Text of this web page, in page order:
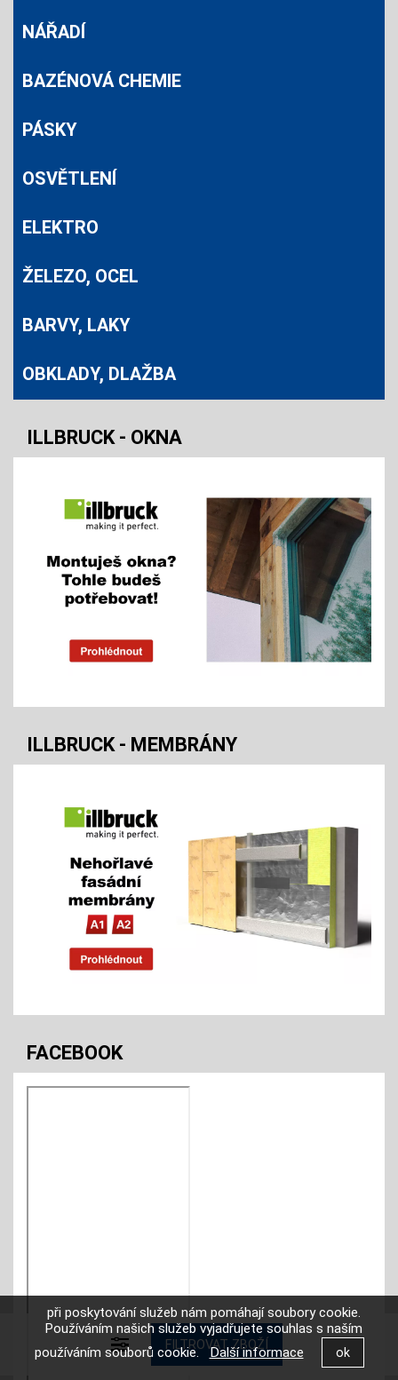
NÁŘADÍ
BAZÉNOVÁ CHEMIE
PÁSKY
OSVĚTLENÍ
ELEKTRO
ŽELEZO, OCEL
BARVY, LAKY
OBKLADY, DLAŽBA
ILLBRUCK - OKNA
ILLBRUCK - MEMBRÁNY
FACEBOOK
při poskytování služeb nám pomáhají soubory cookie.
Používáním našich služeb vyjadřujete souhlas s naším
používáním souborů cookie.Další informace